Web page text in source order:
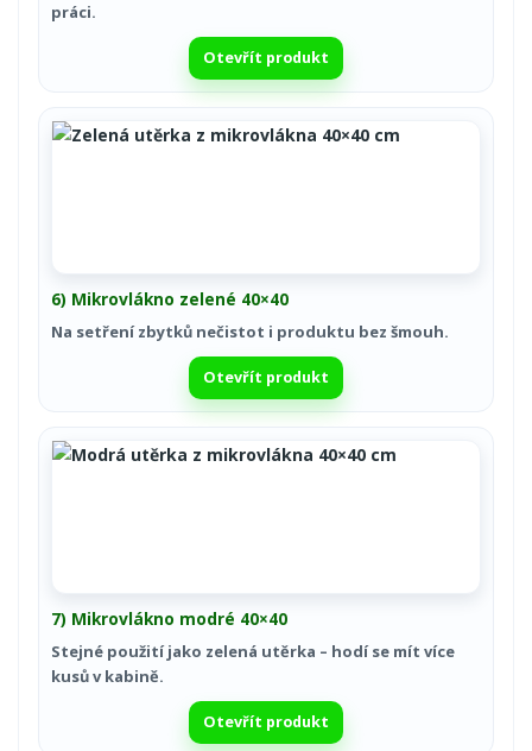
práci.
Otevřít produkt
6) Mikrovlákno zelené 40×40
Na setření zbytků nečistot i produktu bez šmouh.
Otevřít produkt
7) Mikrovlákno modré 40×40
Stejné použití jako zelená utěrka – hodí se mít více
kusů v kabině.
Otevřít produkt